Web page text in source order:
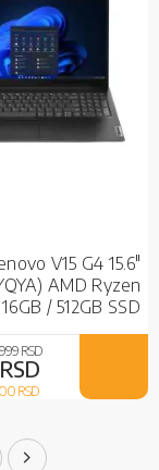
V15 G4 15.6"
AMD Ryzen
/ 512GB SSD
610M /
Black
RSD
RSD
Page
Sledeće